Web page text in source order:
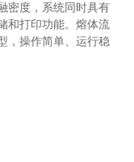
密度，系统同时具有
和打印功能。熔体流
，操作简单、运行稳